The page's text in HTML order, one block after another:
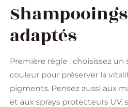
adaptés
Première règle : choisissez
couleur pour préserver la
pigments. Pensez aussi aux
et aux sprays protecteurs UV,